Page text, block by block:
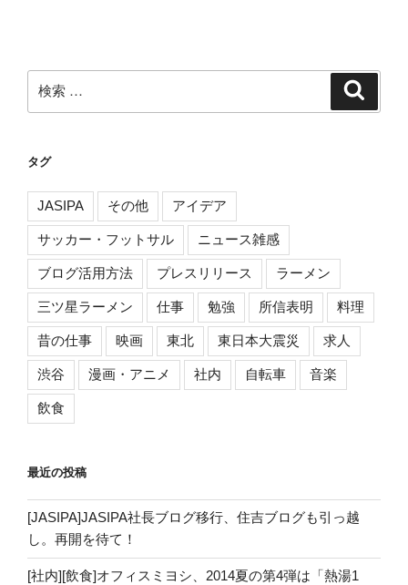
検
索:
タグ
JASIPA その他 アイデア
サッカー・フットサル ニュース雑感
ブログ活用方法 プレスリリース ラーメン
三ツ星ラーメン 仕事 勉強 所信表明 料理
昔の仕事 映画 東北 東日本大震災 求人
渋谷 漫画・アニメ 社内 自転車 音楽
飲食
最近の投稿
[JASIPA]JASIPA社長ブログ移行、住吉ブログも引っ越
し。再開を待て！
[社内][飲食]オフィスミヨシ、2014夏の第4弾は「熱湯1